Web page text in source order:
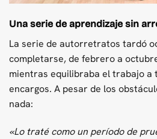
Una serie de aprendizaje sin
La serie de autorretratos tardó
completarse, de febrero a
mientras equilibraba el trabajo a
encargos. A pesar de los
nada:
«Lo traté como un período de